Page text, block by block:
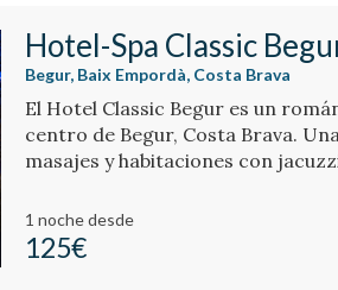
Hotel-Spa Classic
Begur, Baix Empordà, Costa Brava
El Hotel Classic Begur es un
centro de Begur, Costa Brava.
masajes y habitaciones con
1 nochedesde
125€